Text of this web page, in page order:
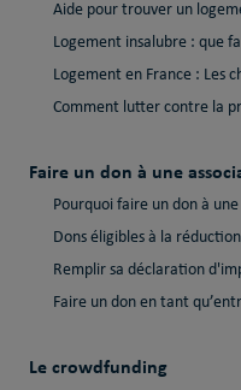
Aide pour trouver un
Logement insalubre : que
Logement en France : Les
Comment lutter contre la
Faire un don à une
Pourquoi faire un don à
Dons éligibles à la
Remplir sa déclaration
Faire un don en tant
Le crowdfunding